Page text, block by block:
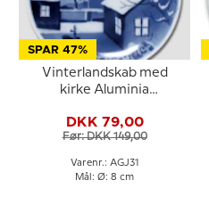
SPAR 47%
Vinterlandskab med
kirke Aluminia
DKK 79,00
Før: DKK 149,00
Varenr.: AGJ31
Mål: Ø: 8 cm